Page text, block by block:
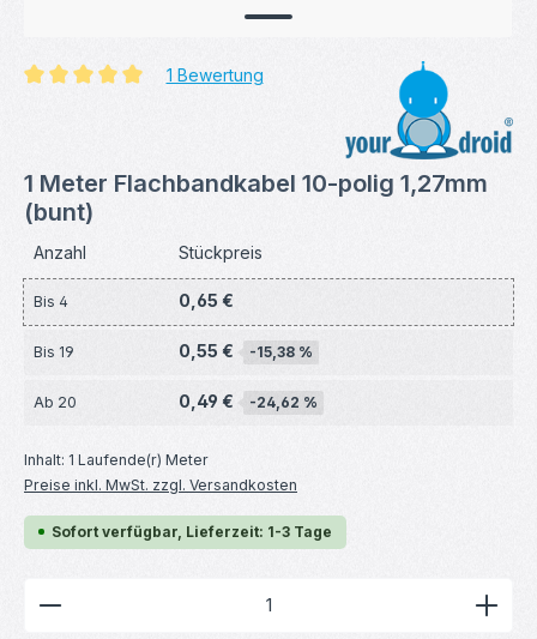
Durchschnittliche Bewertung von 5 von 5 Sternen
1 Bewertung
1 Meter Flachbandkabel 10-polig 1,27mm
(bunt)
Anzahl Stückpreis
Bis 4 0,65 €
Bis 19 0,55 € -15,38 %
Ab 20 0,49 € -24,62 %
Inhalt: 1 Laufende(r) Meter
Preise inkl. MwSt. zzgl. Versandkosten
Sofort verfügbar, Lieferzeit: 1-3 Tage
Produkt Anzahl: Gib den gewünschten Wert ein